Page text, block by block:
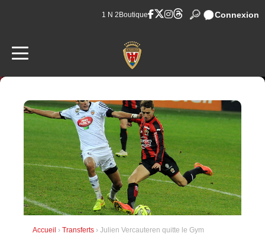
1 N 2 Boutique Connexion
Accueil › Transferts › Julien Vercauteren quitte le Gym